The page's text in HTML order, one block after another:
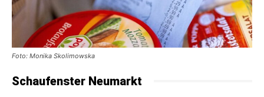
Foto: Monika Skolimowska
Schaufenster Neumarkt